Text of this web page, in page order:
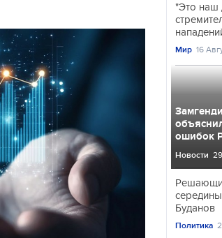
"Это наш
Мир 16
ошибок
Новости
Буданов
Политика